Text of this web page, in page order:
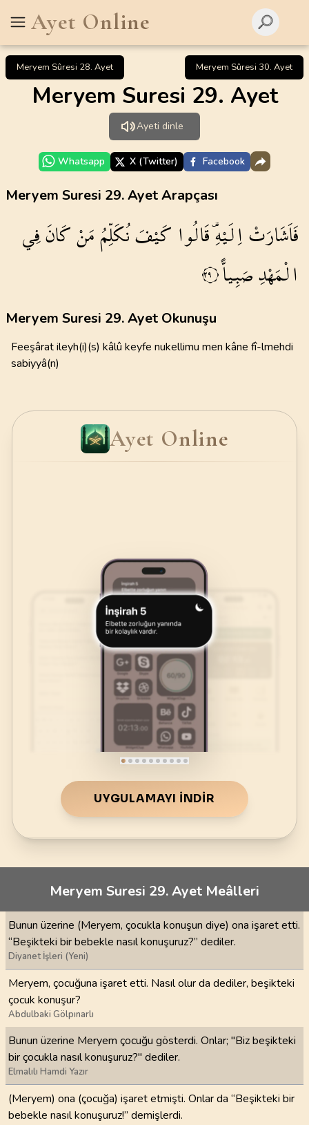
Ayet Online
Meryem Sûresi 28. Ayet Meryem Sûresi 30. Ayet
Meryem Suresi 29. Ayet
Ayeti dinle
Whatsapp X (Twitter) Facebook
Meryem Suresi 29. Ayet Arapçası
فَاَشَارَتْاِلَيْهِ۠قَالُوا كَيْفَنُكَلِّمُمَنْكَانَفِي
الْمَهْدِصَبِياًّ ٢٩
Meryem Suresi 29. Ayet Okunuşu
Feeşârat ileyh(i)(s) kâlû keyfe nukellimu men kâne fî-lmehdi
sabiyyâ(n)
Ayet Online
UYGULAMAYI İNDIR
Meryem Suresi 29. Ayet Meâlleri
Bunun üzerine (Meryem, çocukla konuşun diye) ona işaret etti.
“Beşikteki bir bebekle nasıl konuşuruz?” dediler.
Diyanet İşleri (Yeni)
Meryem, çocuğuna işaret etti. Nasıl olur da dediler, beşikteki
çocuk konuşur?
Abdulbaki Gölpınarlı
Bunun üzerine Meryem çocuğu gösterdi. Onlar; "Biz beşikteki
bir çocukla nasıl konuşuruz?" dediler.
Elmalılı Hamdi Yazır
(Meryem) ona (çocuğa) işaret etmişti. Onlar da “Beşikteki bir
bebekle nasıl konuşuruz!” demişlerdi.